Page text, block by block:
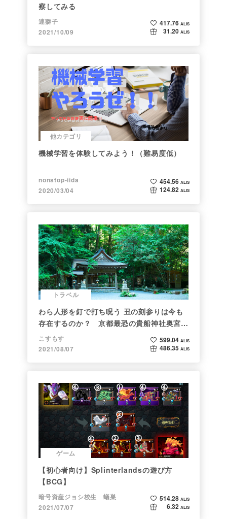
察してみる
連獅子
2021/10/09
417.76 ALIS
31.20 ALIS
他カテゴリ
機械学習を体験してみよう！（難易度低）
nonstop-iida
2020/03/04
454.56 ALIS
124.82 ALIS
トラベル
わら人形を釘で打ち呪う 丑の刻参りは今も
存在するのか？ 京都最恐の貴船神社奥宮を
調べた
こすもす
2021/08/07
599.04 ALIS
486.35 ALIS
ゲーム
【初心者向け】Splinterlandsの遊び方
【BCG】
暗号資産ジョシ校生 蟻巣
2021/07/07
514.28 ALIS
6.32 ALIS